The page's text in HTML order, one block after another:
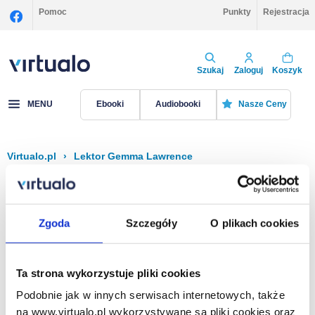
Zgoda Szczegóły O plikach cookies
Ta strona wykorzystuje pliki cookies
Podobnie jak w innych serwisach internetowych, także
na www.virtualo.pl wykorzystywane są pliki cookies oraz
Pomoc Punkty Rejestracja
Szukaj Zaloguj Koszyk
MENU Ebooki Audiobooki Nasze Ceny
Virtualo.pl › Lektor Gemma Lawrence
Filtruj Sortuj
Na stronie